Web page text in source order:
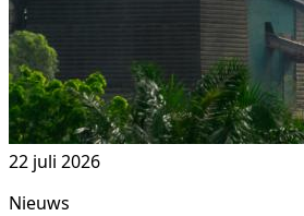
22 juli 2026
Nieuws